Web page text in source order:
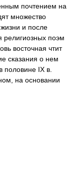
почтением на
множество
и после
религиозных поэм
восточная чтит
сказания о нем
IX в.
на основании